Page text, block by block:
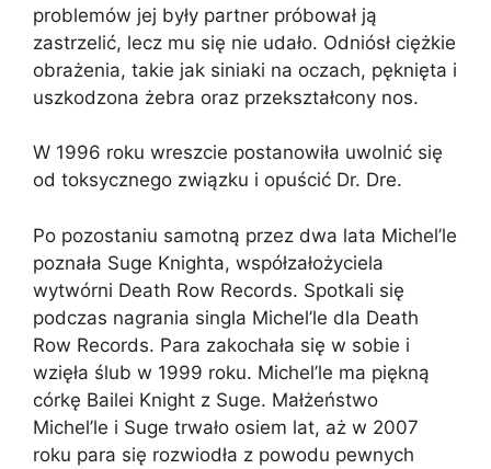
problemów jej były partner próbował ją
zastrzelić, lecz mu się nie udało. Odniósł ciężkie
obrażenia, takie jak siniaki na oczach, pęknięta i
uszkodzona żebra oraz przekształcony nos.
W 1996 roku wreszcie postanowiła uwolnić się
od toksycznego związku i opuścić Dr. Dre.
Po pozostaniu samotną przez dwa lata Michel’le
poznała Suge Knighta, współzałożyciela
wytwórni Death Row Records. Spotkali się
podczas nagrania singla Michel’le dla Death
Row Records. Para zakochała się w sobie i
wzięła ślub w 1999 roku. Michel’le ma piękną
córkę Bailei Knight z Suge. Małżeństwo
Michel’le i Suge trwało osiem lat, aż w 2007
roku para się rozwiodła z powodu pewnych